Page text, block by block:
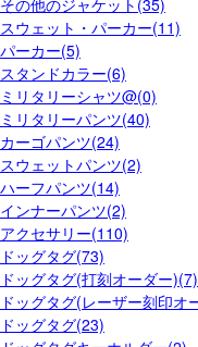
その他のジャケット(35)
スウェット・パーカー(11)
パーカー(5)
スタンドカラー(6)
ミリタリーシャツ@(0)
ミリタリーパンツ(40)
カーゴパンツ(24)
スウェットパンツ(2)
ハーフパンツ(14)
インナーパンツ(2)
アクセサリー(110)
ドッグタグ(73)
ドッグタグ(打刻オーダー)(7)
ドッグタグ(レーザー刻印オ
ドッグタグ(23)